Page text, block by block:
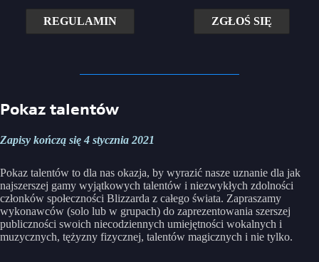
REGULAMIN ZGŁOŚ SIĘ
Pokaz talentów
Zapisy kończą się 4 stycznia 2021
Pokaz talentów to dla nas okazja, by wyrazić nasze uznanie dla jak
najszerszej gamy wyjątkowych talentów i niezwykłych zdolności
członków społeczności Blizzarda z całego świata. Zapraszamy
wykonawców (solo lub w grupach) do zaprezentowania szerszej
publiczności swoich niecodziennych umiejętności wokalnych i
muzycznych, tężyzny fizycznej, talentów magicznych i nie tylko.